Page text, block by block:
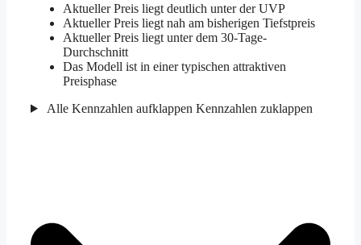
Aktueller Preis liegt deutlich unter der UVP
Aktueller Preis liegt nah am bisherigen Tiefstpreis
Aktueller Preis liegt unter dem 30-Tage-
Durchschnitt
Das Modell ist in einer typischen attraktiven
Preisphase
Alle Kennzahlen aufklappen Kennzahlen zuklappen